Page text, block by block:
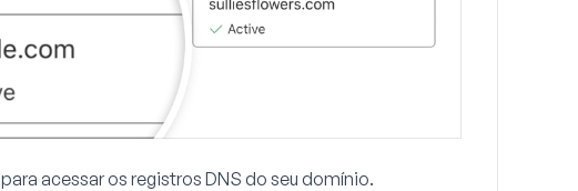
para acessar os registros DNS do seu domínio.